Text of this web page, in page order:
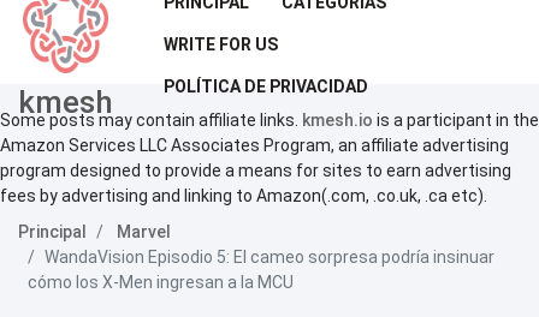
kmesh
WRITE FOR US
POLÍTICA DE PRIVACIDAD
Some posts may contain affiliate links. kmesh.io is a participant in the
Amazon Services LLC Associates Program, an affiliate advertising
program designed to provide a means for sites to earn advertising
fees by advertising and linking to Amazon(.com, .co.uk, .ca etc).
Principal
Marvel
WandaVision Episodio 5: El cameo sorpresa podría insinuar
cómo los X-Men ingresan a la MCU